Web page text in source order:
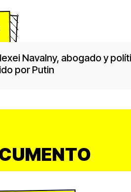
Navalny, abogado y
por Putin